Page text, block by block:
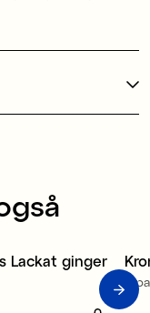
Lackat ginger
4-